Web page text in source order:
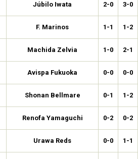
Júbilo Iwata 2-0 3-0
F. Marinos 1-1 1-2
Machida Zelvia 1-0 2-1
Avispa Fukuoka 0-0 0-0
Shonan Bellmare 0-1 1-2
Renofa Yamaguchi 0-2 0-2
Urawa Reds 0-0 1-1